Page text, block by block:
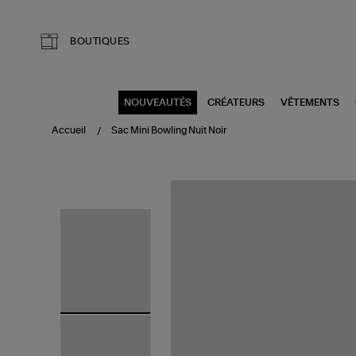
BOUTIQUES
NOUVEAUTÉS CRÉATEURS VÊTEMENTS
Accueil Sac Mini Bowling Nuit Noir